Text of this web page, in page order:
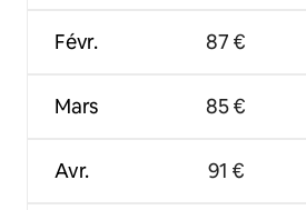
Févr.
Mars
Avr.
87 €
85 €
91 €